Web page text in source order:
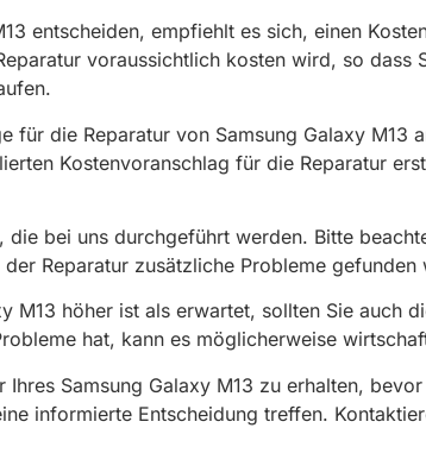
entscheiden, empfiehlt es sich, einen
voraussichtlich kosten wird, so dass
die Reparatur von Samsung Galaxy M13
Kostenvoranschlag für die Reparatur
bei uns durchgeführt werden. Bitte
Reparatur zusätzliche Probleme
M13 höher ist als erwartet, sollten Sie auch
hat, kann es möglicherweise
Samsung Galaxy M13 zu erhalten,
informierte Entscheidung treffen.